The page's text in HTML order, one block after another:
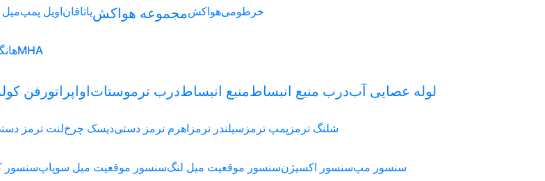
میلاویل پمپیاتاقانمجموعه هواکشهواکشخرطومی
MHA
فن اواپراتوردرب ترموستاتمنبع انبساطدرب منیع انبساطلوله عصایی آب
لنت ترمزدیسک چرخاهرم ترمز دستی سیلندر ترمز پمپ ترمز شلنگ ترمز
سنسورسنسور موقعیت میل سوپاپسنسور موقعیت میل لنگسنسور اکسیژنسنسور مپ